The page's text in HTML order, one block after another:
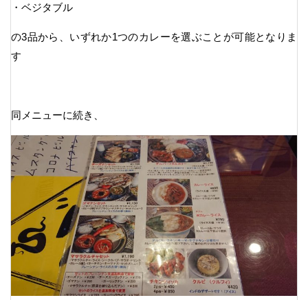
・ベジタブル
の3品から、いずれか1つのカレーを選ぶことが可能となりま
す
同メニューに続き、